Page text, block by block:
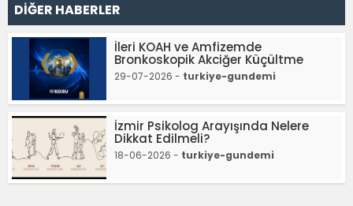
DİĞER HABERLER
İleri KOAH ve Amfizemde
Bronkoskopik Akciğer Küçültme
29-07-2026 - turkiye-gundemi
İzmir Psikolog Arayışında Nelere
Dikkat Edilmeli?
18-06-2026 - turkiye-gundemi